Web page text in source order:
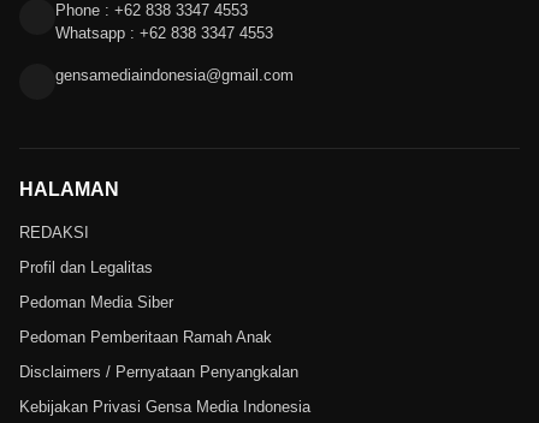
Phone : +62 838 3347 4553
Whatsapp : +62 838 3347 4553
gensamediaindonesia@gmail.com
HALAMAN
REDAKSI
Profil dan Legalitas
Pedoman Media Siber
Pedoman Pemberitaan Ramah Anak
Disclaimers / Pernyataan Penyangkalan
Kebijakan Privasi Gensa Media Indonesia